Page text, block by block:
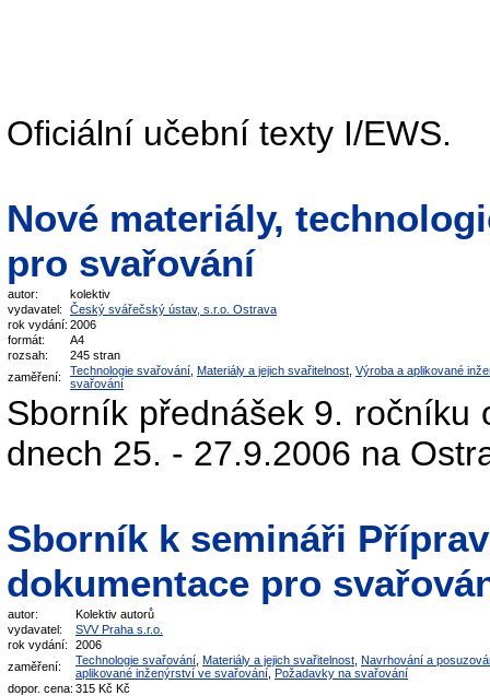
Oficiální učební texty I/EWS.
Nové materiály,
pro svařování
autor:
kolektiv
vydavatel:
Český svářečský ústav, s.r.o. Ostrava
rok vydání: 2006
formát:
A4
rozsah:
245 stran
zaměření:
Technologie svařování Materiály a jejich svařitelnost Výroba a aplikované
svařování
Sborník přednášek 9. ročníku
dnech 25. - 27.9.2006 na
Sborník k semináři
dokumentace pro
autor:
Kolektiv autorů
vydavatel:
SVV Praha s.r.o.
rok vydání:
2006
zaměření:
Technologie svařování Materiály a jejich svařitelnost Navrhování a
aplikované inženýrství ve svařování Požadavky na svařování
dopor. cena: 315 Kč Kč